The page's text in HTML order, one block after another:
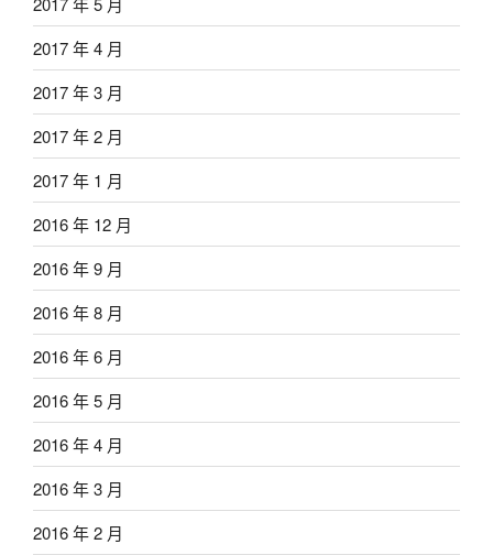
2017 年 4 月
2017 年 3 月
2017 年 2 月
2017 年 1 月
2016 年 12 月
2016 年 9 月
2016 年 8 月
2016 年 6 月
2016 年 5 月
2016 年 4 月
2016 年 3 月
2016 年 2 月